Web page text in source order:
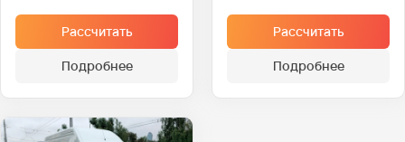
Рассчитать
Подробнее
Рассчитать
Подробнее